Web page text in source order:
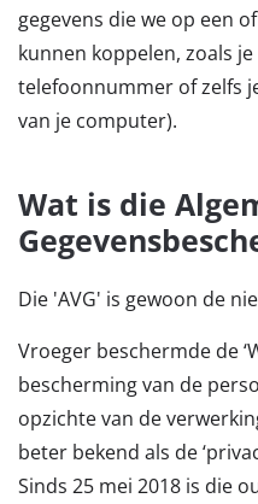
gegevens die we op een
kunnen koppelen, zoals
telefoonnummer of zelfs
van je computer).
Wat is die
Die 'AVG' is gewoon de
Vroeger beschermde de
bescherming van de
opzichte van de
beter bekend als de
Sinds 25 mei 2018 is die